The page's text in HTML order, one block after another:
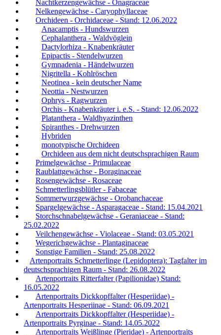
Nachtkerzengewächse - Onagraceae
Nelkengewächse - Caryophyllaceae
Orchideen - Orchidaceae - Stand: 12.06.2022
Anacamptis - Hundswurzen
Cephalanthera - Waldvöglein
Dactylorhiza - Knabenkräuter
Epipactis - Stendelwurzen
Gymnadenia - Händelwurzen
Nigritella - Kohlröschen
Neotinea - kein deutscher Name
Neottia - Nestwurzen
Ophrys - Ragwurzen
Orchis - Knabenkräuter i. e.S. - Stand: 12.06.2022
Platanthera - Waldhyazinthen
Spiranthes - Drehwurzen
Hybriden
monotypische Orchideen
Orchideen aus dem nicht deutschsprachigen Raum
Primelgewächse - Primulaceae
Raublattgewächse - Boraginaceae
Rosengewächse - Rosaceae
Schmetterlingsblütler - Fabaceae
Sommerwurzgewächse - Orobanchaceae
Spargelgewächse - Asparagaceae - Stand: 15.04.2021
Storchschnabelgewächse - Geraniaceae - Stand:
25.02.2022
Veilchengewächse - Violaceae - Stand: 03.05.2021
Wegerichgewächse - Plantaginaceae
Sonstige Familien - Stand: 25.08.2022
Artenportraits Schmetterlinge (Lepidoptera): Tagfalter im
deutschsprachigen Raum - Stand: 26.08.2022
Artenportraits Ritterfalter (Papilionidae) Stand:
16.05.2022
Artenportraits Dickkopffalter (Hesperiidae) -
Artenportraits Hesperiinae - Stand: 06.09.2021
Artenportraits Dickkopffalter (Hesperiidae) -
Artenportraits Pyrginae - Stand: 14.05.2022
Artenportraits Weißlinge (Pieridae) - Artenportraits